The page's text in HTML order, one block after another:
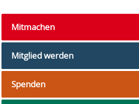
Mitmachen
Mitglied werden
Spenden